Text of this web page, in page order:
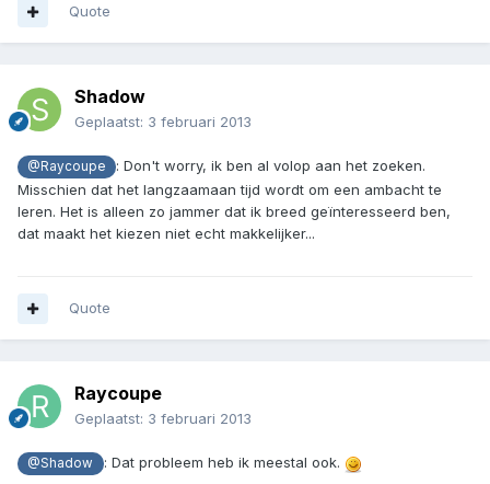
Quote
Shadow
Geplaatst: 3 februari 2013
@Raycoupe
: Don't worry, ik ben al volop aan het zoeken.
Misschien dat het langzaamaan tijd wordt om een ambacht te
leren. Het is alleen zo jammer dat ik breed geïnteresseerd ben,
dat maakt het kiezen niet echt makkelijker...
Quote
Raycoupe
Geplaatst: 3 februari 2013
@Shadow : Dat probleem heb ik meestal ook.